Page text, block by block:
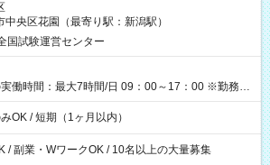
模擬試験 8:30～17:30（休憩1時間） 時給1,300円
10,400円＋交通費 ※当日の役割により時給＋100
・国家試験 7:00～13:30（休憩なし） 時給1,300
100円）×6時間＝日収8,400円＋交通費 【試用期
し
中央区花園（最寄り駅：新潟駅）
国試験運営センター
働時間：最大7時間/日 09：00～17：00 ※勤務時
り異なります。
OK / 短期（1ヶ月以内）
/ 副業・WワークOK / 10名以上の大量募集